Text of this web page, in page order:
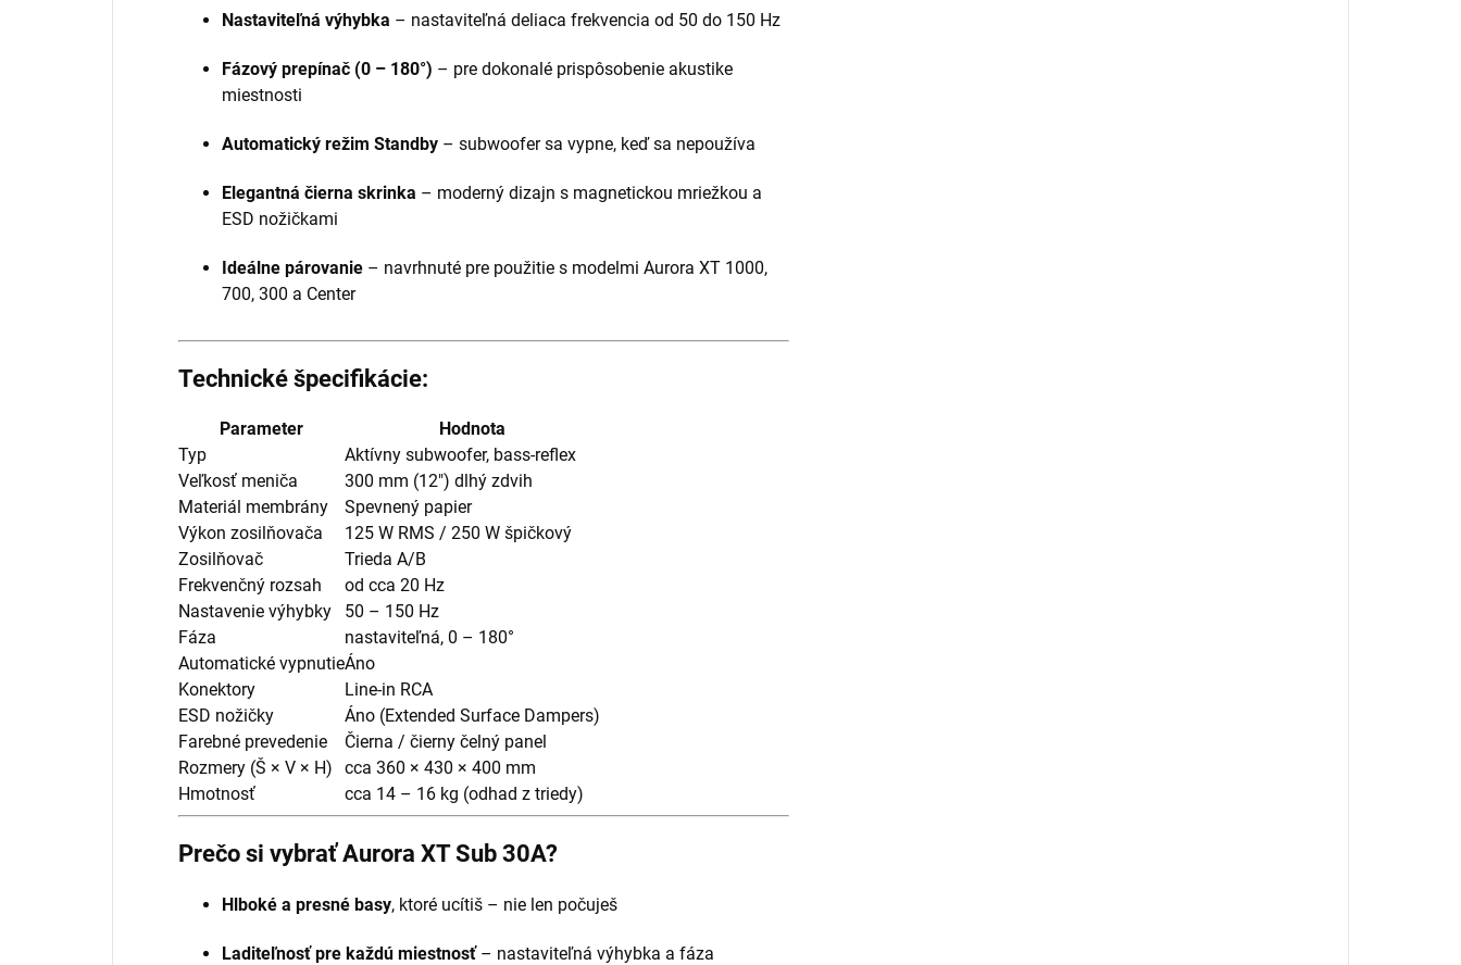
Nastaviteľná výhybka – nastaviteľná deliaca frekvencia od 50 do 150 Hz
Fázový prepínač (0 – 180°) – pre dokonalé prispôsobenie akustike
miestnosti
Automatický režim Standby – subwoofer sa vypne, keď sa nepoužíva
Elegantná čierna skrinka – moderný dizajn s magnetickou mriežkou a
ESD nožičkami
Ideálne párovanie – navrhnuté pre použitie s modelmi Aurora XT 1000,
700, 300 a Center
Technické špecifikácie:
Parameter
Hodnota
Typ
Aktívny subwoofer, bass-reflex
Veľkosť meniča
300 mm (12") dlhý zdvih
Materiál membrány
Spevnený papier
Výkon zosilňovača
125 W RMS / 250 W špičkový
Zosilňovač
Trieda A/B
Frekvenčný rozsah
od cca 20 Hz
Nastavenie výhybky
50 – 150 Hz
Fáza
nastaviteľná, 0 – 180°
Automatické vypnutieÁno
Konektory
Line-in RCA
ESD nožičky
Áno (Extended Surface Dampers)
Farebné prevedenie
Čierna / čierny čelný panel
Rozmery (Š × V × H)
cca 360 × 430 × 400 mm
Hmotnosť
cca 14 – 16 kg (odhad z triedy)
Prečo si vybrať Aurora XT Sub 30A?
Hlboké a presné basy, ktoré ucítiš – nie len počuješ
Laditeľnosť pre každú miestnosť– nastaviteľná výhybka a fáza